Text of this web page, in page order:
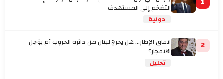
التضخم إلى المستهدف
دولية
2 اتفاق الإطار... هل يخرج لبنان من دائرة الحروب أم يؤجل
الانفجار؟
تحليل